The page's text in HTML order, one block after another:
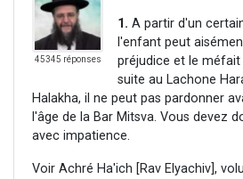
45345 réponses
1. A partir d'un
l'enfant peut
préjudice et le
suite au Lachone
Halakha, il ne peut pas pardonner
l'âge de la Bar Mitsva. Vous devez
avec impatience.
Voir Achré Ha'ich [Rav Elyachiv],